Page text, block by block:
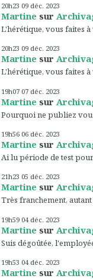
20h23 09 déc. 2023
Martine sur
L'hérétique, vous faites
20h23 09 déc. 2023
Martine sur
L'hérétique, vous faites
19h07 07 déc. 2023
Martine sur
Pourquoi ne publiez
19h56 06 déc. 2023
Martine sur
Ai lu période de test
21h23 05 déc. 2023
Martine sur
Très franchement,
19h59 04 déc. 2023
Martine sur
Suis dégoûtée,
19h53 04 déc. 2023
Martine sur